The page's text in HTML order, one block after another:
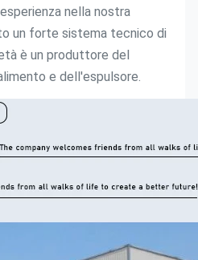
nella nostra
un forte sistema tecnico di
è un produttore del
e dell'espulsore.